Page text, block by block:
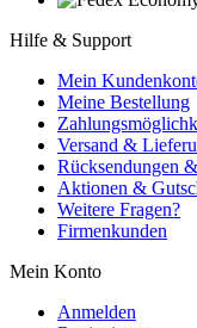
Hilfe & Support
Mein
Meine Bestellung
Versand &
Rücksendungen
Aktionen &
Weitere Fragen?
Firmenkunden
Mein Konto
Anmelden